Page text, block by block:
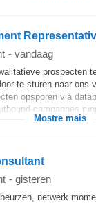
- vandaag
prospecten
te sturen naar ons
opsporen via
campagnes
Mostre mais
- gisteren
netwerk